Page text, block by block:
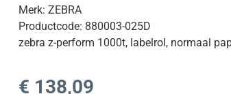
Merk: ZEBRA
Productcode: 880003-025D
zebra z-perform 1000t, labelrol, normaal
Normale prijs:
€ 138,09